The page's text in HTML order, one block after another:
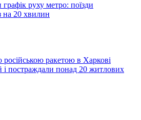
руху метро: поїзди
на 20 хвилин
ракетою в Харкові
і постраждали понад 20 житлових